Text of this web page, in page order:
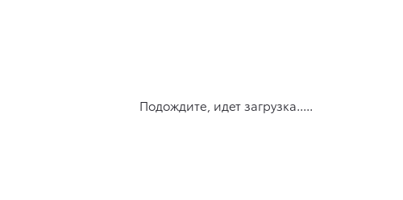
Подождите, идет загрузка.....